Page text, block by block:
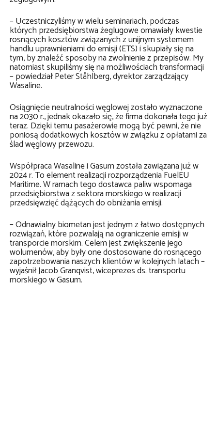
– Uczestniczyliśmy w wielu seminariach, podczas
których przedsiębiorstwa żeglugowe omawiały kwestie
rosnących kosztów związanych z unijnym systemem
handlu uprawnieniami do emisji (ETS) i skupiały się na
tym, by znaleźć sposoby na zwolnienie z przepisów. My
natomiast skupiliśmy się na możliwościach transformacji
– powiedział Peter Ståhlberg, dyrektor zarządzający
Wasaline.
Osiągnięcie neutralności węglowej zostało wyznaczone
na 2030 r., jednak okazało się, że firma dokonała tego już
teraz. Dzięki temu pasażerowie mogą być pewni, że nie
poniosą dodatkowych kosztów w związku z opłatami za
ślad węglowy przewozu.
Współpraca Wasaline i Gasum została zawiązana już w
2024 r. To element realizacji rozporządzenia FuelEU
Maritime. W ramach tego dostawca paliw wspomaga
przedsiębiorstwa z sektora morskiego w realizacji
przedsięwzięć dążących do obniżania emisji.
– Odnawialny biometan jest jednym z łatwo dostępnych
rozwiązań, które pozwalają na ograniczenie emisji w
transporcie morskim. Celem jest zwiększenie jego
wolumenów, aby były one dostosowane do rosnącego
zapotrzebowania naszych klientów w kolejnych latach –
wyjaśnił Jacob Granqvist, wiceprezes ds. transportu
morskiego w Gasum.